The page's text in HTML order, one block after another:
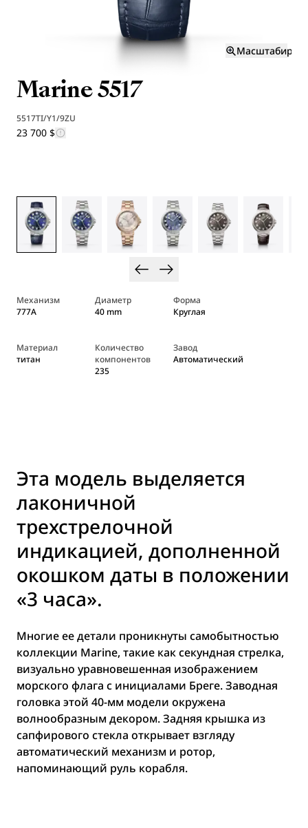
Marine 5517
5517TI/Y1/9ZU
23 700 $
Механизм
777A
Диаметр
40 mm
Форма
Круглая
Материал
титан
Количество
компонентов
235
Завод
Автоматический
Эта модель выделяется
лаконичной
трехстрелочной
индикацией, дополненной
окошком даты в положении
«3 часа».
Многие ее детали проникнуты самобытностью
коллекции Marine, такие как секундная стрелка,
визуально уравновешенная изображением
морского флага с инициалами Бреге. Заводная
головка этой 40-мм модели окружена
волнообразным декором. Задняя крышка из
сапфирового стекла открывает взгляду
автоматический механизм и ротор,
напоминающий руль корабля.